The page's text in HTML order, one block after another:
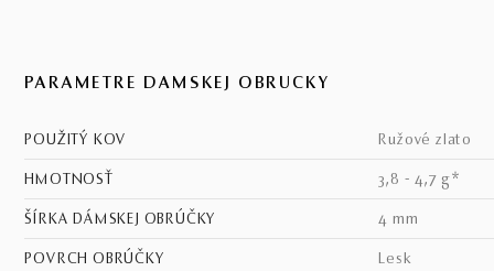
PARAMETRE DÁMSKEJ OBRÚČKY
POUŽITÝ KOV ružové zlato
HMOTNOSŤ 3,8 - 4,7 g*
ŠÍRKA DÁMSKEJ OBRÚČKY 4 mm
POVRCH OBRÚČKY lesk